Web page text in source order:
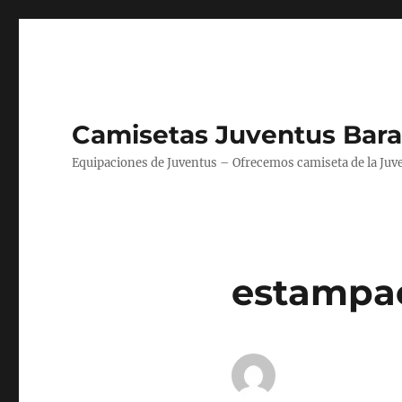
Camisetas Juventus
Equipaciones de Juventus – Ofrecemos camiseta de la